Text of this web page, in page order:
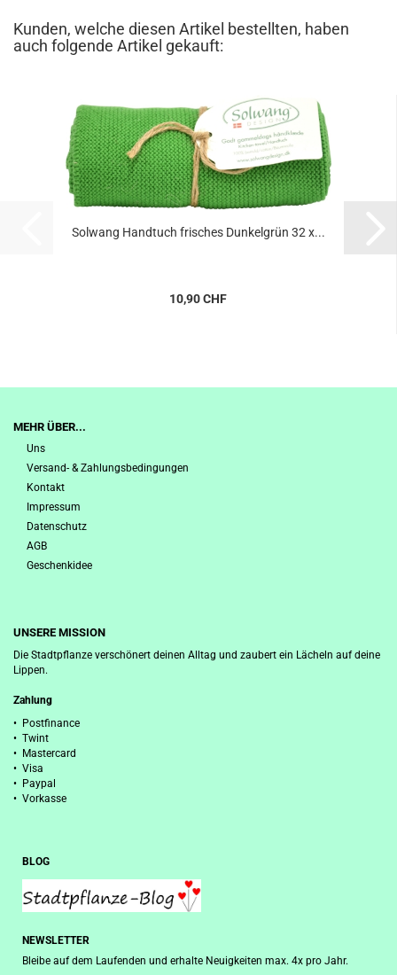
Kunden, welche diesen Artikel bestellten, haben
auch folgende Artikel gekauft:
Solwang Handtuch frisches Dunkelgrün 32 x...
10,90 CHF
MEHR ÜBER...
Uns
Versand- & Zahlungsbedingungen
Kontakt
Impressum
Datenschutz
AGB
Geschenkidee
UNSERE MISSION
Die Stadtpflanze verschönert deinen Alltag und zaubert ein Lächeln auf deine
Lippen.
Zahlung
• Postfinance
• Twint
• Mastercard
• Visa
• Paypal
• Vorkasse
BLOG
NEWSLETTER
Bleibe auf dem Laufenden und erhalte Neuigkeiten max. 4x pro Jahr.